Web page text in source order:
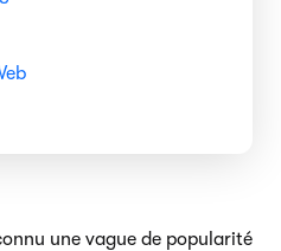
une vague de popularité